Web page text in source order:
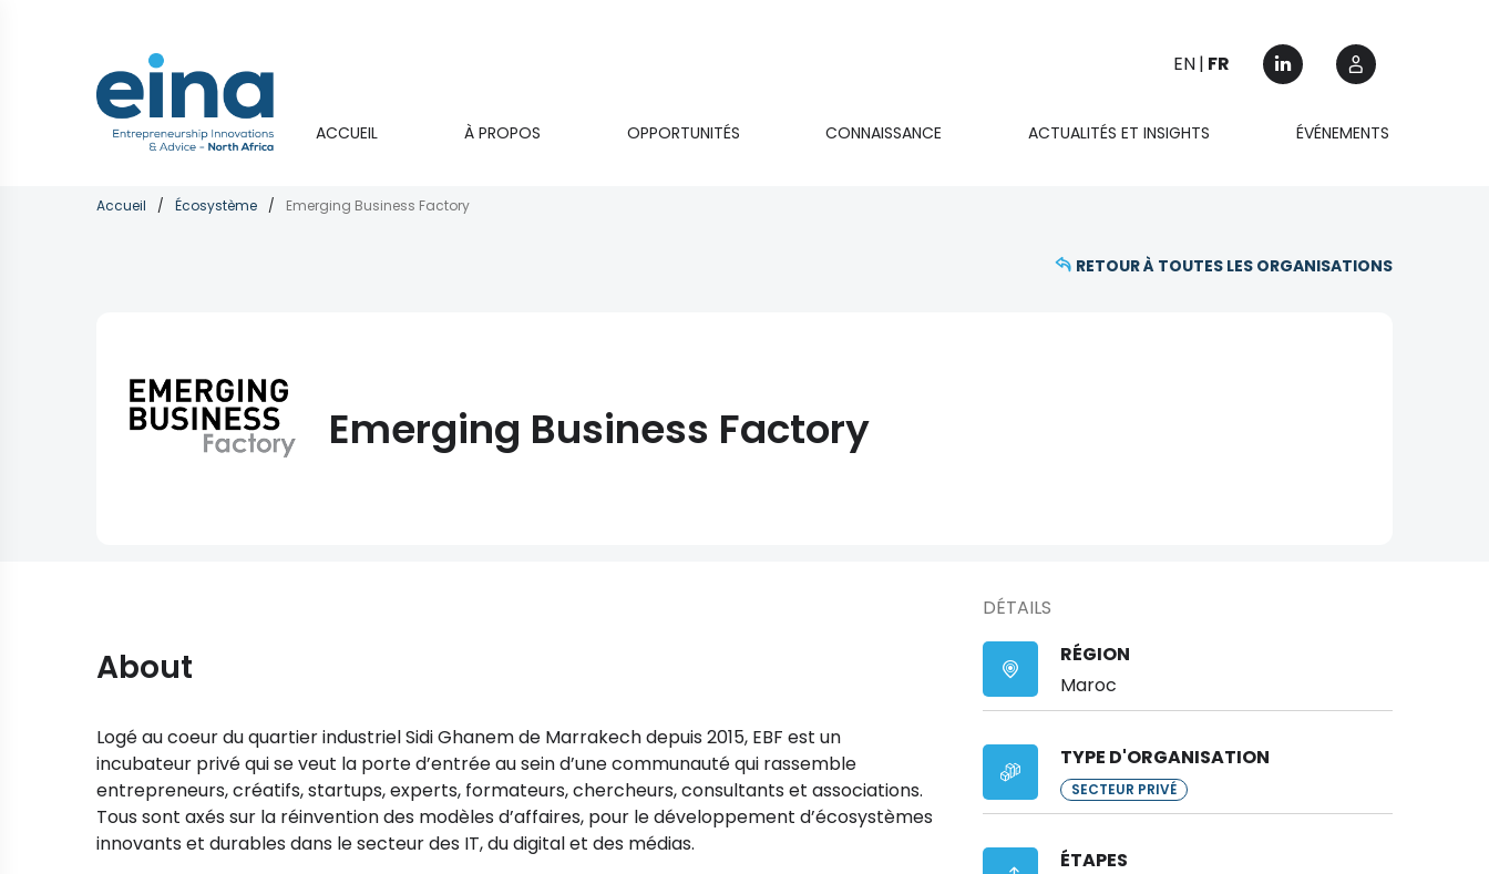
EN FR
Main
navigation
ACCUEIL À PROPOS OPPORTUNITÉS CONNAISSANCE ACTUALITÉS ET INSIGHTS ÉVÉNEMENTS
Fil
Accueil Écosystème Emerging Business Factory
RETOUR À TOUTES LES ORGANISATIONS
Emerging Business Factory
About
Logé au coeur du quartier industriel Sidi Ghanem de Marrakech depuis 2015, EBF est un
incubateur privé qui se veut la porte d’entrée au sein d’une communauté qui rassemble
entrepreneurs, créatifs, startups, experts, formateurs, chercheurs, consultants et associations.
Tous sont axés sur la réinvention des modèles d’affaires, pour le développement d’écosystèmes
innovants et durables dans le secteur des IT, du digital et des médias.
DÉTAILS
RÉGION
Maroc
TYPE D'ORGANISATION
SECTEUR PRIVÉ
ÉTAPES